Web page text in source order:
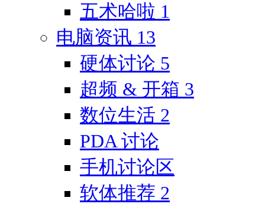
五术哈啦 1
电脑资讯 13
硬体讨论 5
超频 & 开箱 3
数位生活 2
PDA 讨论
手机讨论区
软体推荐 2